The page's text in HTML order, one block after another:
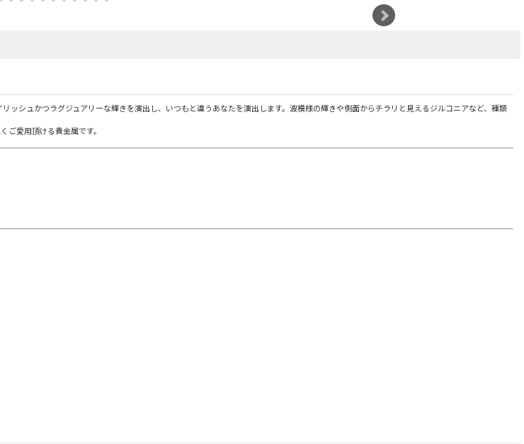
シュかつラグジュアリーな輝きを演出し、いつもと違うあなたを演出します。波模様の輝きや側面からチラリと見えるジルコニアなど、種類
ご愛用頂ける貴金属です。